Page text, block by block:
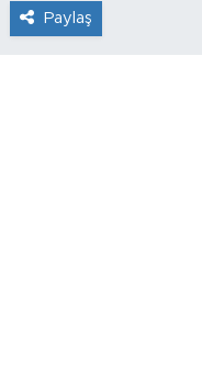
Paylaş